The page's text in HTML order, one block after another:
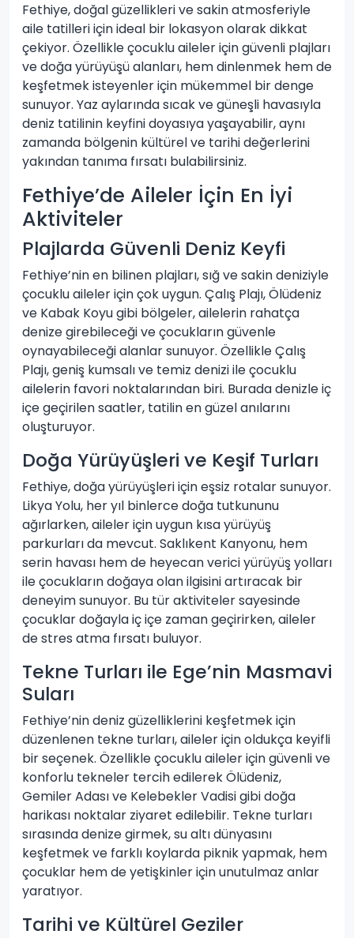
Fethiye, doğal güzellikleri ve sakin atmosferiyle
aile tatilleri için ideal bir lokasyon olarak dikkat
çekiyor. Özellikle çocuklu aileler için güvenli plajları
ve doğa yürüyüşü alanları, hem dinlenmek hem de
keşfetmek isteyenler için mükemmel bir denge
sunuyor. Yaz aylarında sıcak ve güneşli havasıyla
deniz tatilinin keyfini doyasıya yaşayabilir, aynı
zamanda bölgenin kültürel ve tarihi değerlerini
yakından tanıma fırsatı bulabilirsiniz.
Fethiye’de Aileler İçin En İyi
Aktiviteler
Plajlarda Güvenli Deniz Keyfi
Fethiye’nin en bilinen plajları, sığ ve sakin deniziyle
çocuklu aileler için çok uygun. Çalış Plajı, Ölüdeniz
ve Kabak Koyu gibi bölgeler, ailelerin rahatça
denize girebileceği ve çocukların güvenle
oynayabileceği alanlar sunuyor. Özellikle Çalış
Plajı, geniş kumsalı ve temiz denizi ile çocuklu
ailelerin favori noktalarından biri. Burada denizle iç
içe geçirilen saatler, tatilin en güzel anılarını
oluşturuyor.
Doğa Yürüyüşleri ve Keşif Turları
Fethiye, doğa yürüyüşleri için eşsiz rotalar sunuyor.
Likya Yolu, her yıl binlerce doğa tutkununu
ağırlarken, aileler için uygun kısa yürüyüş
parkurları da mevcut. Saklıkent Kanyonu, hem
serin havası hem de heyecan verici yürüyüş yolları
ile çocukların doğaya olan ilgisini artıracak bir
deneyim sunuyor. Bu tür aktiviteler sayesinde
çocuklar doğayla iç içe zaman geçirirken, aileler
de stres atma fırsatı buluyor.
Tekne Turları ile Ege’nin Masmavi
Suları
Fethiye’nin deniz güzelliklerini keşfetmek için
düzenlenen tekne turları, aileler için oldukça keyifli
bir seçenek. Özellikle çocuklu aileler için güvenli ve
konforlu tekneler tercih edilerek Ölüdeniz,
Gemiler Adası ve Kelebekler Vadisi gibi doğa
harikası noktalar ziyaret edilebilir. Tekne turları
sırasında denize girmek, su altı dünyasını
keşfetmek ve farklı koylarda piknik yapmak, hem
çocuklar hem de yetişkinler için unutulmaz anlar
yaratıyor.
Tarihi ve Kültürel Geziler